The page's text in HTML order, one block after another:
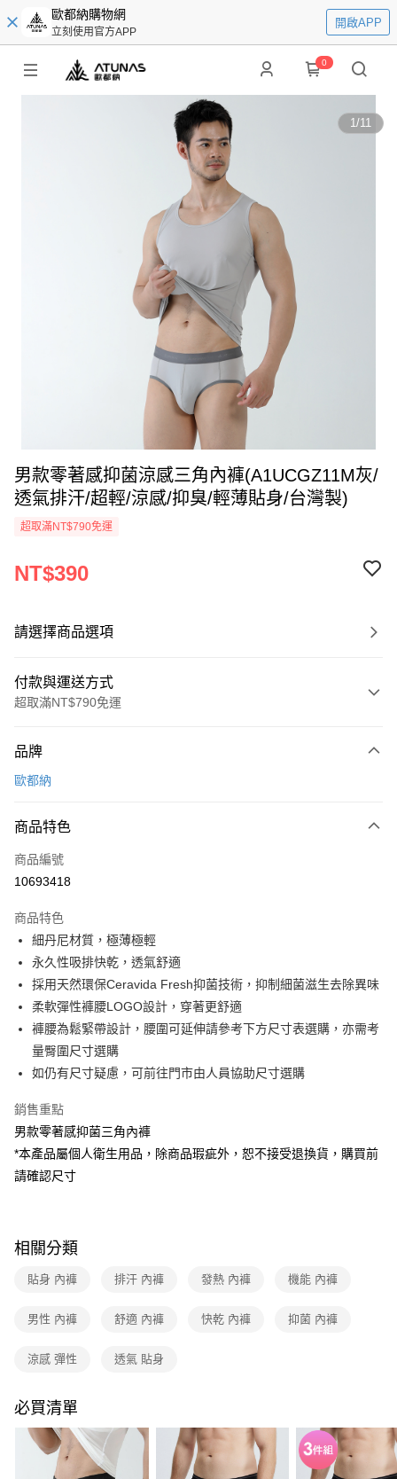
歐都納購物網
立刻使用官方APP
開啟APP
0
1/11
男款零著感抑菌涼感三角內褲(A1UCGZ11M灰/
透氣排汗/超輕/涼感/抑臭/輕薄貼身/台灣製)
超取滿NT$790免運
NT$390
請選擇商品選項
付款與運送方式
超取滿NT$790免運
信用卡一次付款
3 期 0 利率 每期
合作金庫商業銀行
上海商業儲蓄銀行
臺灣中小企業銀行
匯豐（台灣）商業銀行
聯邦商業銀行
元大商業銀行
永豐商業銀行
玉山商業銀行
星展（台灣）商業銀行
台灣樂天信用卡公司
合作金庫商業銀行
上海商業儲蓄銀行
國泰世華商業銀行
匯豐（台灣）商業銀行
聯邦商業銀行
遠東國際商業銀行
元大商業銀行
永豐商業銀行
玉山商業銀行
星展（台灣）商業銀行
台新國際商業銀行
台灣樂天信用卡公司
超商取貨付款
LINE Pay
Apple Pay
悠遊付
Google Pay
全盈+PAY
大哥付你分期
相關說明
1.本服務由台灣大哥大提供，台灣大哥大用戶可立即使用無須另外申請。
2.付款方式選擇「大哥付你分期」，訂單成立後會自動跳轉到大哥付的交易
流程，驗證手機門號後，選擇欲分期的期數、繳款截止日，確認付款後即完
成交易。
法說明評估內容。
1.分期款項不併入電信帳單，「大哥付你分期」於每月結算日後寄送繳費提
2.透過簡訊連結打開帳單後，可選擇「超商條碼／台灣大直營門市／銀行轉
帳／街口支付／iPASS MONEY」等通路繳費。
【注意事項】
買賣價金債權讓與本公司後，依約使用本公司帳單繳交帳款。
資料（包含姓名、電話或地址）提供予台灣大哥大進項蒐集、處理及利用，
由本公司與您本人進行分期帳單所需資料之確認、核對及更正。
3.完整用戶服務條款，請詳閱以下連結：
https://oppay.tw/userRule
ATM付款
貨到付款
全家取貨付款
每筆NT$80，滿NT$790(含以上)免運費
萊爾富取貨付款
付款後萊爾富取貨
每筆NT$80，滿NT$790(含以上)免運費
7-11取貨付款
品牌
歐都納
商品特色
商品編號
10693418
商品特色
細丹尼材質，極薄極輕
永久性吸排快乾，透氣舒適
採用天然環保Ceravida Fresh抑菌技術，抑制細菌滋生去除異味
柔軟彈性褲腰LOGO設計，穿著更舒適
褲腰為鬆緊帶設計，腰圍可延伸請參考下方尺寸表選購，亦需考
量臀圍尺寸選購
如仍有尺寸疑慮，可前往門市由人員協助尺寸選購
銷售重點
男款零著感抑菌三角內褲
*本產品屬個人衛生用品，除商品瑕疵外，恕不接受退換貨，購買前
請確認尺寸
相關分類
貼身 內褲 排汗 內褲 發熱 內褲 機能 內褲
男性 內褲 舒適 內褲 快乾 內褲 抑菌 內褲
涼感 彈性 透氣 貼身
必買清單